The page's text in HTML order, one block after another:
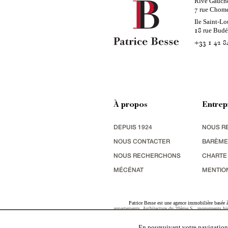
7 rue
Ile Saint-
18 rue Budé
+33 1 42
À propos
DEPUIS 1924
NOUS CONTACTER
NOUS RECHERCHONS
MÉCÉNAT
NOUS
Patrice Besse est une agence immobilière basée
appartements,Architecture du 20ème S.,monuments